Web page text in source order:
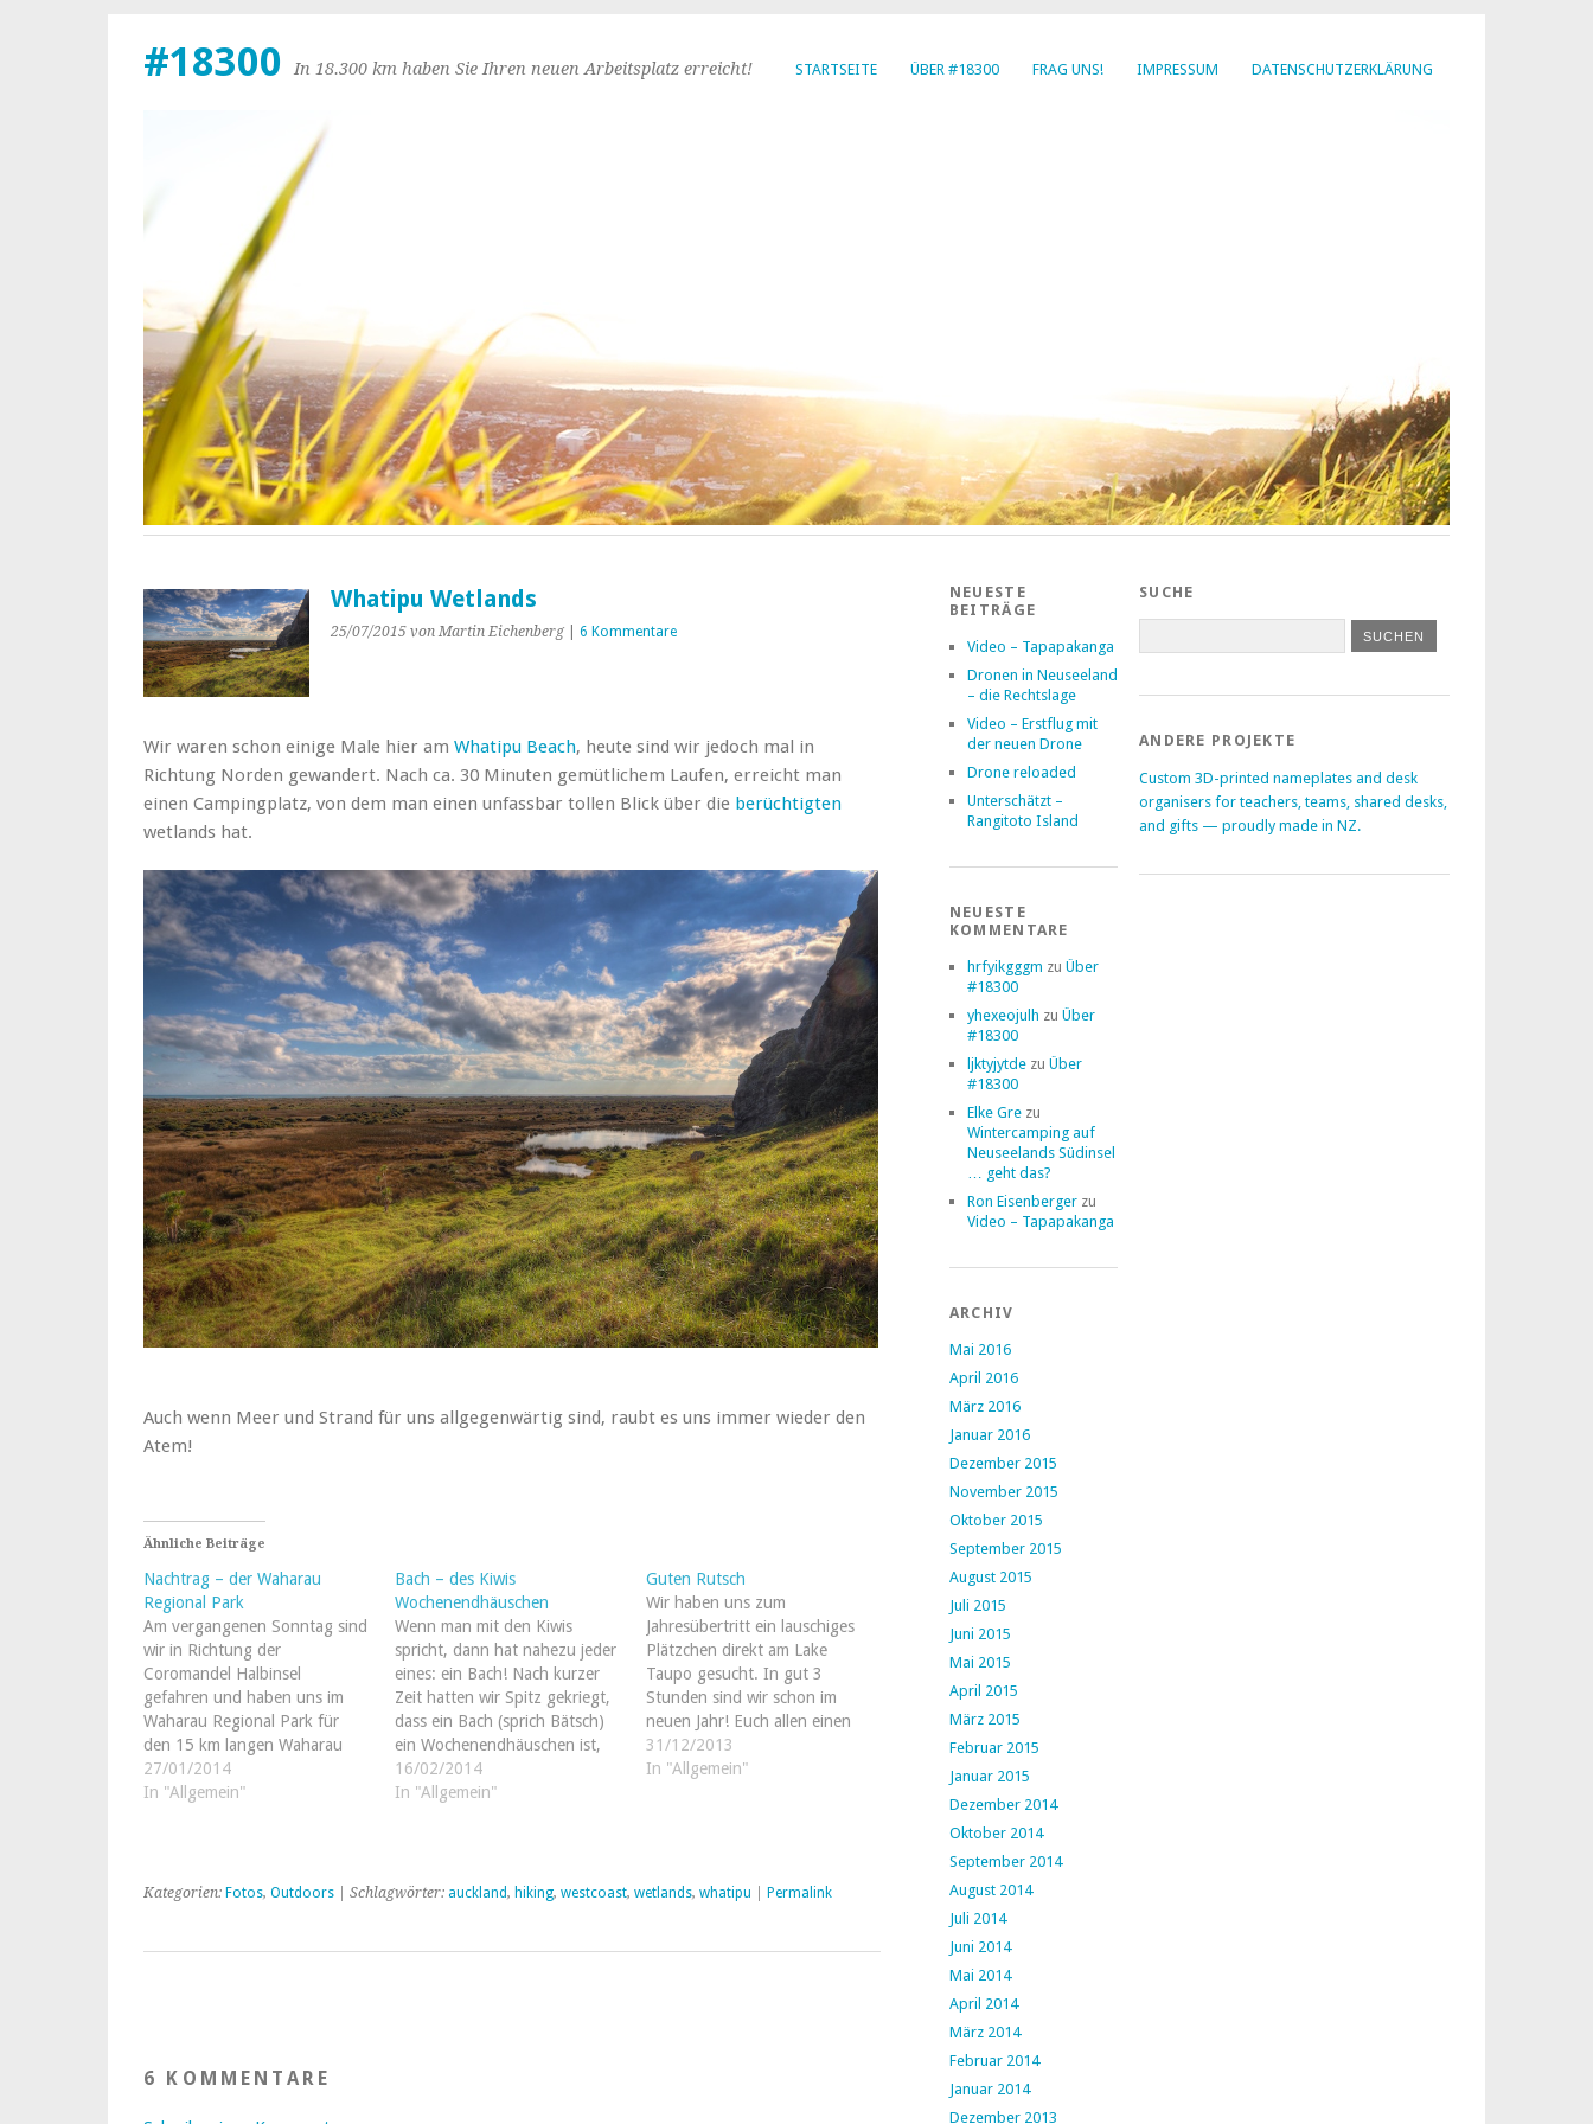
STARTSEITE ÜBER #18300 FRAG UNS! IMPRESSUM DATENSCHUTZERKLÄRUNG
#18300 In 18.300 km haben Sie Ihren neuen Arbeitsplatz erreicht!
Whatipu Wetlands
25/07/2015 von Martin Eichenberg| 6 Kommentare
Wir waren schon einige Male hier am Whatipu Beach, heute sind wir jedoch mal in
Richtung Norden gewandert. Nach ca. 30 Minuten gemütlichem Laufen, erreicht man
einen Campingplatz, von dem man einen unfassbar tollen Blick über die berüchtigten
wetlands hat.
Auch wenn Meer und Strand für uns allgegenwärtig sind, raubt es uns immer wieder den
Atem!
Ähnliche Beiträge
Nachtrag – der Waharau
Regional Park
Am vergangenen Sonntag sind
wir in Richtung der
Coromandel Halbinsel
gefahren und haben uns im
Waharau Regional Park für
den 15 km langen Waharau
Ridge Track entschieden. Für
die Undeguldigen: man muss
auf einen 500m hohen
27/01/2014
In "Allgemein"
Bach – des Kiwis
Wochenendhäuschen
Wenn man mit den Kiwis
spricht, dann hat nahezu jeder
eines: ein Bach! Nach kurzer
Zeit hatten wir Spitz gekriegt,
dass ein Bach (sprich Bätsch)
ein Wochenendhäuschen ist,
das sich vorzugsweise in
Strandnähe befindet, was ja in
16/02/2014
In "Allgemein"
Guten Rutsch
Wir haben uns zum
Jahresübertritt ein lauschiges
Plätzchen direkt am Lake
Taupo gesucht. In gut 3
Stunden sind wir schon im
neuen Jahr! Euch allen einen
guten Rutsch!
31/12/2013
In "Allgemein"
Kategorien: Fotos, Outdoors | Schlagwörter: auckland, hiking, westcoast, wetlands, whatipu Permalink
6 KOMMENTARE
NEUESTE
BEITRÄGE
Video – Tapapakanga
Dronen in Neuseeland
– die Rechtslage
Video – Erstflug mit
der neuen Drone
Drone reloaded
Unterschätzt –
Rangitoto Island
NEUESTE
KOMMENTARE
hrfyikgggm zu Über
#18300
yhexeojulh zu Über
#18300
ljktyjytdezu Über
#18300
Elke Grezu
Wintercamping auf
Neuseelands Südinsel
… geht das?
Ron Eisenbergerzu
Video – Tapapakanga
ARCHIV
Mai 2016
April 2016
März 2016
Januar 2016
Dezember 2015
November 2015
Oktober 2015
September 2015
August 2015
Juli 2015
Juni 2015
Mai 2015
April 2015
März 2015
Februar 2015
Januar 2015
Dezember 2014
Oktober 2014
September 2014
August 2014
Juli 2014
Juni 2014
Mai 2014
April 2014
März 2014
Februar 2014
Januar 2014
Dezember 2013
SUCHE
ANDERE PROJEKTE
Custom 3D-printed nameplates and desk
organisers for teachers, teams, shared desks,
and gifts — proudly made in NZ.